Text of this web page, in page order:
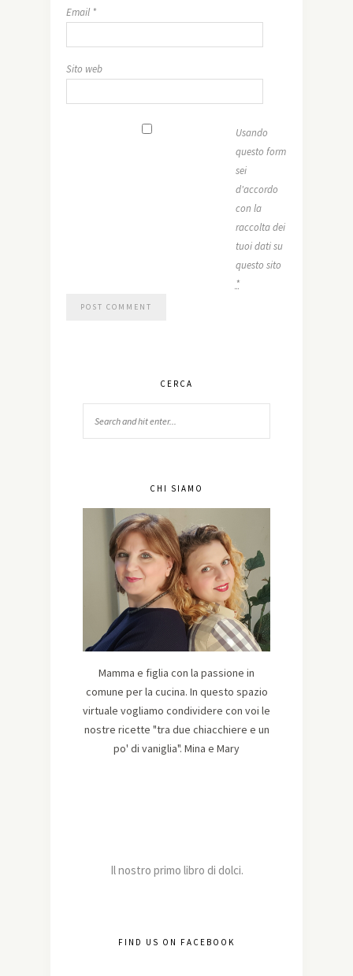
Email *
Sito web
Usando
questo form
sei
d'accordo
con la
raccolta dei
tuoi dati su
questo sito
*
CERCA
CHI SIAMO
Mamma e figlia con la passione in
comune per la cucina. In questo spazio
virtuale vogliamo condividere con voi le
nostre ricette "tra due chiacchiere e un
po' di vaniglia". Mina e Mary
Il nostro primo libro di dolci.
FIND US ON FACEBOOK